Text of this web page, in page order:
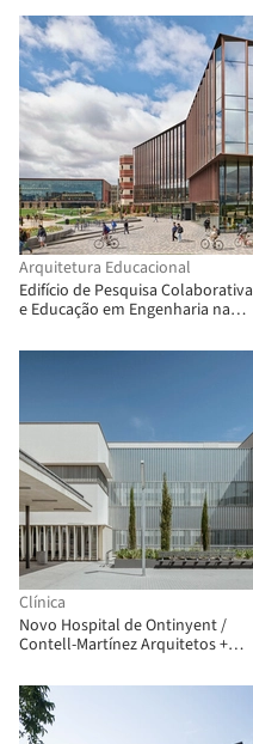
Informação / Bohlin Cywinski
Jackson
Arquitetura Educacional
Edifício de Pesquisa Colaborativa
e Educação em Engenharia na
Clínica
Novo Hospital de Ontinyent /
Contell-Martínez Arquitetos +